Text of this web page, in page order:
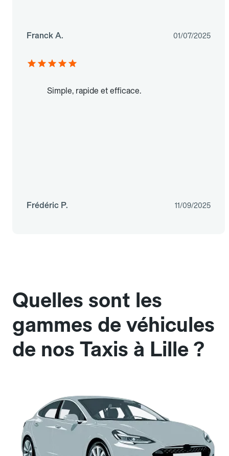
Franck A. 01/07/2025
Simple, rapide et efficace.
Frédéric P. 11/09/2025
Quelles sont les
gammes de véhicules
de nos Taxis à Lille ?